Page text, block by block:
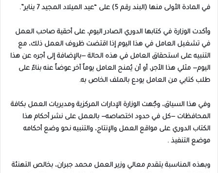
في المادة الأولى منها (البند رقم 5) على “عيد الميلاد المجيد 7 يناير”.
وأكدت الوزارة في كتابها الدوري الصادر اليوم، على أحقية صاحب العمل
في تشغيل العامل في هذا اليوم إذا اقتضت ظروف العمل ذلك، مع
التنبيه على استحقاق العامل في هذه الحالة —بالإضافة إلى أجره عن هذا
اليوم— مثلي هذا الأجر، أو أن يُمنح العامل يوماً آخر عوضاً عنه بناءً على
طلب كتابي من العامل يودع بالملف الخاص به.​
وفي هذا السياق، وجّهت الوزارة الإدارات المركزية ومديريات العمل بكافة
المحافظات —كل في حدود اختصاصه— بالعمل على نشر أحكام هذا
الكتاب الدوري على مواقع العمل والإنتاج، والتنبيه نحو وضع أحكامه
موضع التنفيذ .
وبهذه المناسبة يتقدم معالي وزير العمل محمد جبران، بخالص التهنئة